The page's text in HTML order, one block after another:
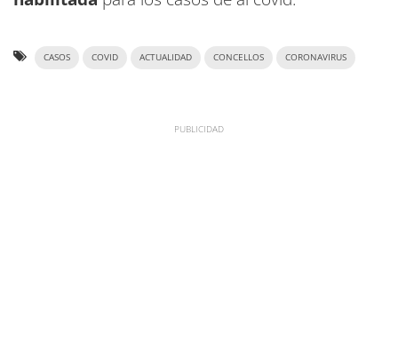
CASOS COVID ACTUALIDAD CONCELLOS CORONAVIRUS